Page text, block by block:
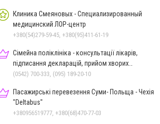
Клиника Смеяновых - Специализированный
медицинский ЛОР-центр
+380(54)279-59-45, +380(95)411-61-19
Сімейна поліклініка - консультації лікарів,
підписання декларацій, прийом хворих
дорослих та дітей
(0542) 700-333, (095) 189-20-10
Пасажирські перевезення Суми- Польща - Чехія
"Deltabus"
+380956519777, +380(68)470-77-03